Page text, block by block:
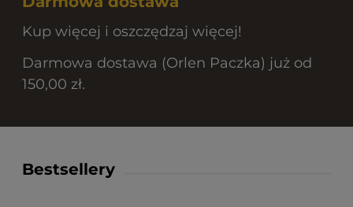
Kup więcej i oszczędzaj więcej!
Darmowa dostawa (Orlen Paczka) już od
150,00 zł.
Bestsellery